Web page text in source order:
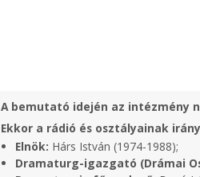
A bemutató idején az intézmény
Ekkor a rádió és osztályainak
Elnök: Hárs István (1974-1988);
Dramaturg-igazgató (Drámai